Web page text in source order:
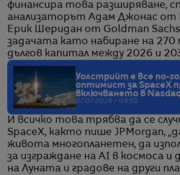
финансира това разширяване,
анализаторът Адам Джонас от
Ерик Шеридан от Goldman
задачата като набиране на 270
дългов капитал между 2026 и
Уолстрийт е все по-
оптимист за SpaceX
включването в
07.07.2026 / 09:50
И всичко това трябва да се
SpaceX, както пише JPMorgan,
живота многопланетен, да
за изграждане на AI в космоса и
на Луната и градове на други